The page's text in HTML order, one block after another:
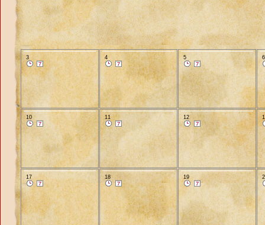
3 4 5 6
10 11 12
17 18 19